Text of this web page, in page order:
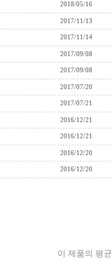
2018/05/16
2017/11/13
2017/11/14
2017/09/08
2017/09/08
2017/07/20
2017/07/21
2016/12/21
2016/12/21
2016/12/20
2016/12/20
이 제품의 평균